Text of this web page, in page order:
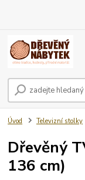
Úvod Televizní stolky
Dřevěný
136 cm)